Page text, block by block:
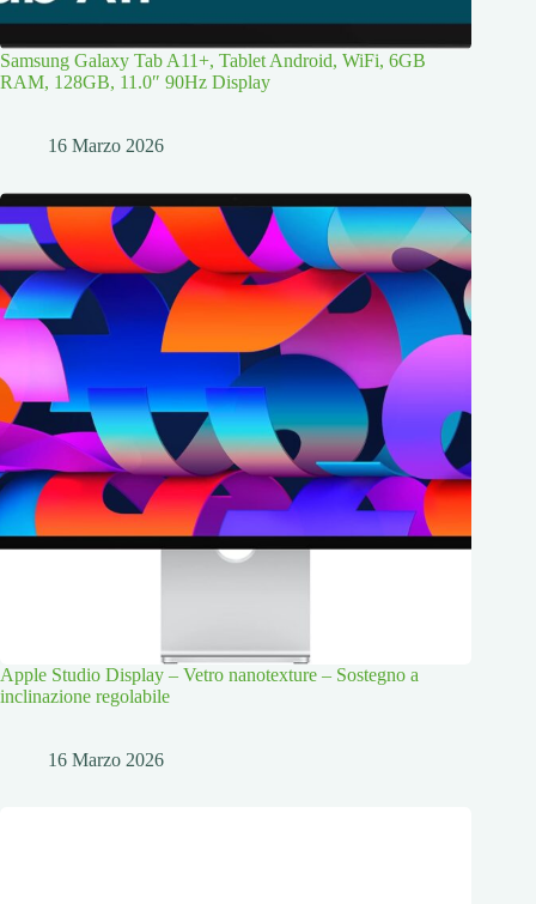
Samsung Galaxy Tab A11+, Tablet Android, WiFi, 6GB
RAM, 128GB, 11.0″ 90Hz Display
16 Marzo 2026
Apple Studio Display – Vetro nanotexture – Sostegno a
inclinazione regolabile
16 Marzo 2026